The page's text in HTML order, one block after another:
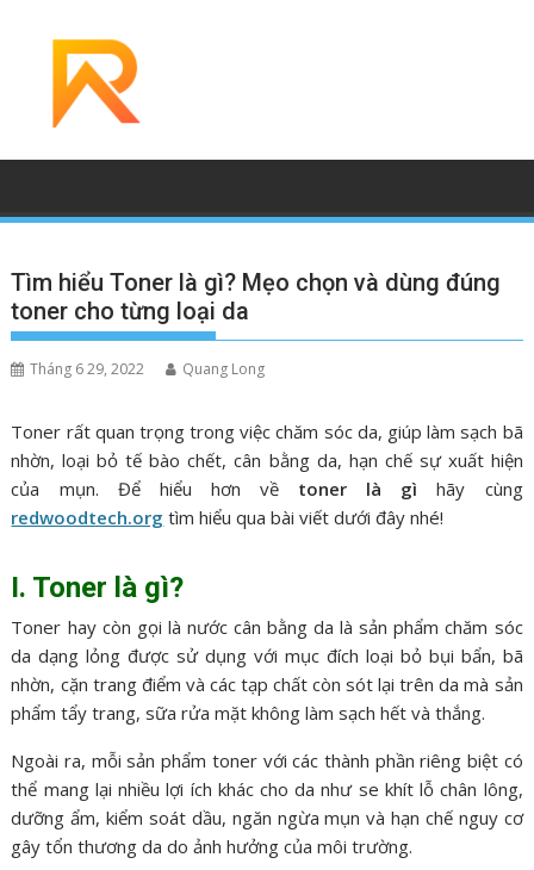
Tìm hiểu Toner là gì? Mẹo chọn và dùng đúng
toner cho từng loại da
Tháng 6 29, 2022 Quang Long
Toner rất quan trọng trong việc chăm sóc da, giúp làm sạch bã
nhờn, loại bỏ tế bào chết, cân bằng da, hạn chế sự xuất hiện
của mụn. Để hiểu hơn về toner là gìhãy cùng
redwoodtech.org tìm hiểu qua bài viết dưới đây nhé!
I. Toner là gì?
Toner hay còn gọi là nước cân bằng da là sản phẩm chăm sóc
da dạng lỏng được sử dụng với mục đích loại bỏ bụi bẩn, bã
nhờn, cặn trang điểm và các tạp chất còn sót lại trên da mà sản
phẩm tẩy trang, sữa rửa mặt không làm sạch hết và thắng.
Ngoài ra, mỗi sản phẩm toner với các thành phần riêng biệt có
thể mang lại nhiều lợi ích khác cho da như se khít lỗ chân lông,
dưỡng ẩm, kiểm soát dầu, ngăn ngừa mụn và hạn chế nguy cơ
gây tổn thương da do ảnh hưởng của môi trường.